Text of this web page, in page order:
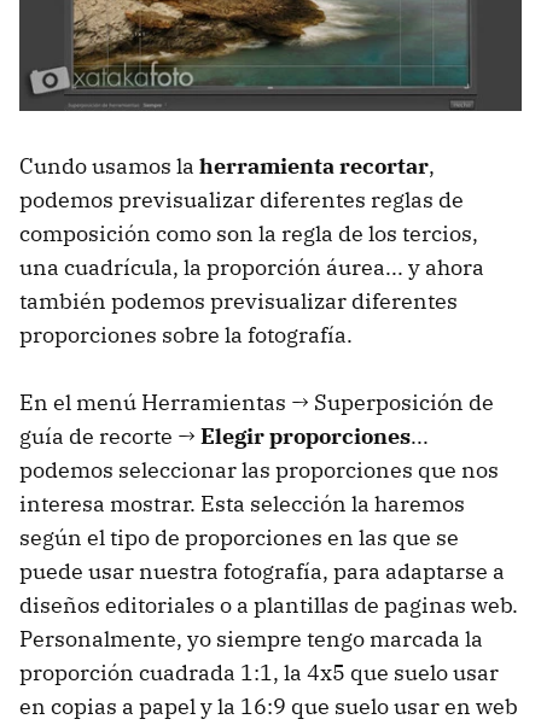
Cundo usamos la herramienta recortar,
podemos previsualizar diferentes reglas de
composición como son la regla de los tercios,
una cuadrícula, la proporción áurea... y ahora
también podemos previsualizar diferentes
proporciones sobre la fotografía.
En el menú Herramientas → Superposición de
guía de recorte → Elegir proporciones...
podemos seleccionar las proporciones que nos
interesa mostrar. Esta selección la haremos
según el tipo de proporciones en las que se
puede usar nuestra fotografía, para adaptarse a
diseños editoriales o a plantillas de paginas web.
Personalmente, yo siempre tengo marcada la
proporción cuadrada 1:1, la 4x5 que suelo usar
en copias a papel y la 16:9 que suelo usar en web